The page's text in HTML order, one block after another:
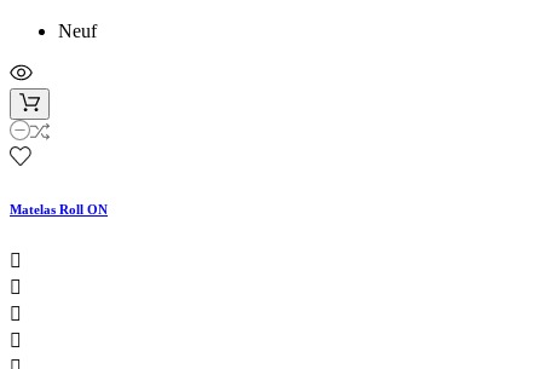
Neuf
Matelas Roll ON



